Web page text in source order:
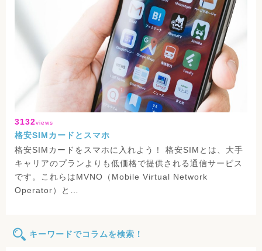
3132views
格安SIMカードとスマホ
格安SIMカードをスマホに入れよう！ 格安SIMとは、大手
キャリアのプランよりも低価格で提供される通信サービス
です。これらはMVNO（Mobile Virtual Network
Operator）と…
キーワードでコラムを検索！